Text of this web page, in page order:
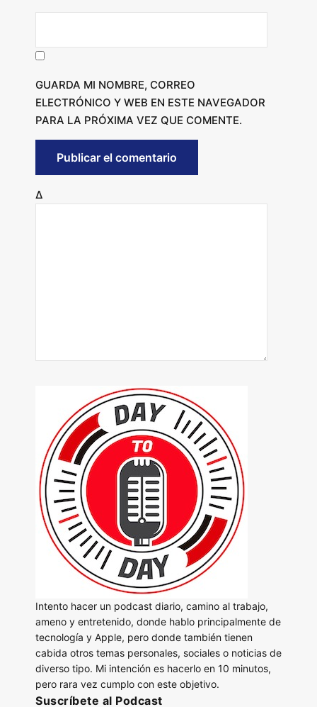
GUARDA MI NOMBRE, CORREO
ELECTRÓNICO Y WEB EN ESTE NAVEGADOR
PARA LA PRÓXIMA VEZ QUE COMENTE.
Δ
Intento hacer un podcast diario, camino al trabajo,
ameno y entretenido, donde hablo principalmente de
tecnología y Apple, pero donde también tienen
cabida otros temas personales, sociales o noticias de
diverso tipo. Mi intención es hacerlo en 10 minutos,
pero rara vez cumplo con este objetivo.
Suscríbete al Podcast